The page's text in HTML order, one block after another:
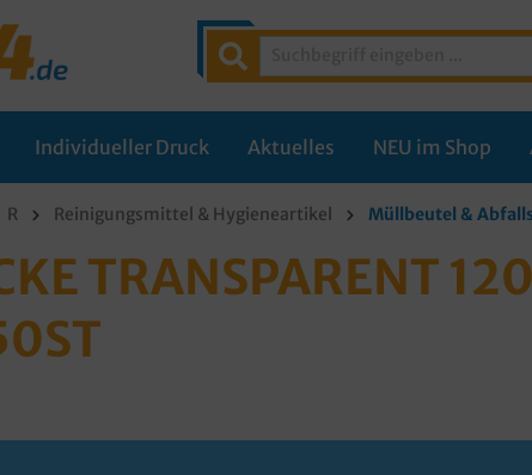
Individueller Druck Aktuelles NEU im Shop
R Reinigungsmittel & Hygieneartikel Müllbeutel &
TRANSPARENT